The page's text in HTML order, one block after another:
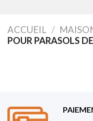
ACCUEIL /
POUR PARASOLS